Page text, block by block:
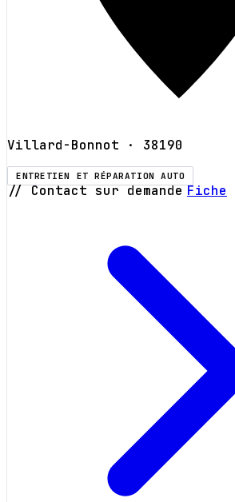
Villard-Bonnot · 38190
ENTRETIEN ET RÉPARATION AUTO
// Contact sur demande Fiche